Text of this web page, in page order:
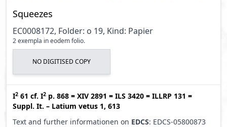
Squeezes
EC0008172, Folder: o 19, Kind: Papier
2 exempla in eodem folio.
NO DIGITISED COPY
I2 61 cf. I2 p. 868 = XIV 2891 = ILS 3420 = ILLRP 131 =
Suppl. It. – Latium vetus 1, 613
Text and further informationen on EDCS: EDCS-05800873